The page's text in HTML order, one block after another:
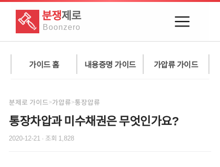
분쟁제로
Boonzero
가이드 홈 내용증명 가이드 가압류 가이드
분제로 가이드>가압류>통장압류
통장차압과 미수채권은 무엇인가요?
2020-12-21 · 조회 1,828